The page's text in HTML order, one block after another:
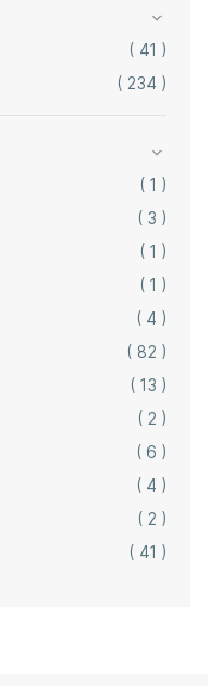
( 41 )
( 234 )
( 1 )
( 3 )
( 1 )
( 1 )
( 4 )
( 82 )
( 13 )
( 2 )
( 6 )
( 4 )
( 2 )
( 41 )